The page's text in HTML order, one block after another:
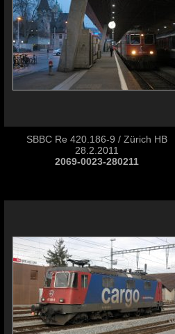
SBBC Re 420.186-9 / Zürich HB
28.2.2011
2069-0023-280211